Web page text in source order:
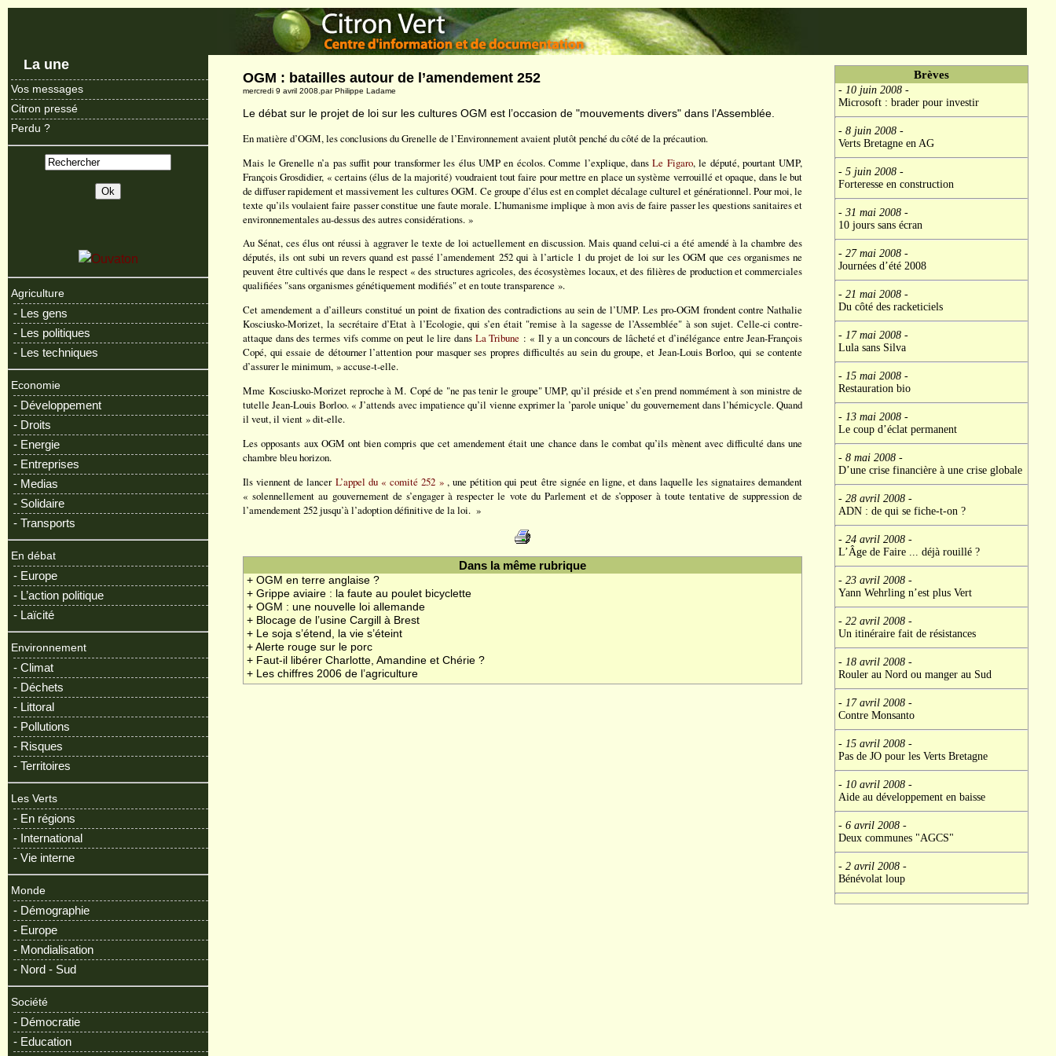
La une
Vos messages
Citron pressé
Perdu ?
Agriculture
- Les gens
- Les politiques
- Les techniques
Economie
- Développement
- Droits
- Energie
- Entreprises
- Medias
- Solidaire
- Transports
En débat
- Europe
- L’action politique
- Laïcité
Environnement
- Climat
- Déchets
- Littoral
- Pollutions
- Risques
- Territoires
Les Verts
- En régions
- International
- Vie interne
Monde
- Démographie
- Europe
- Mondialisation
- Nord - Sud
Société
- Démocratie
- Education
OGM : batailles autour de l’amendement 252
mercredi 9 avril 2008.par Philippe Ladame
Le débat sur le projet de loi sur les cultures OGM est l’occasion de "mouvements divers" dans l’Assemblée.
En matière d’OGM, les conclusions du Grenelle de l’Environnement avaient plutôt penché du côté de la précaution.
Mais le Grenelle n’a pas suffit pour transformer les élus UMP en écolos. Comme l’explique, dansLe Figaro, le député, pourtant UMP,
François Grosdidier, « certains (élus de la majorité) voudraient tout faire pour mettre en place un système verrouillé et opaque, dans le but
de diffuser rapidement et massivement les cultures OGM. Ce groupe d’élus est en complet décalage culturel et générationnel. Pour moi, le
texte qu’ils voulaient faire passer constitue une faute morale. L’humanisme implique à mon avis de faire passer les questions sanitaires et
environnementales au-dessus des autres considérations. »
Au Sénat, ces élus ont réussi à aggraver le texte de loi actuellement en discussion. Mais quand celui-ci a été amendé à la chambre des
députés, ils ont subi un revers quand est passé l’amendement 252 qui à l’article 1 du projet de loi sur les OGM que ces organismes ne
peuvent être cultivés que dans le respect « des structures agricoles, des écosystèmes locaux, et des filières de production et commerciales
qualifiées "sans organismes génétiquement modifiés" et en toute transparence ».
Cet amendement a d’ailleurs constitué un point de fixation des contradictions au sein de l’UMP. Les pro-OGM frondent contre Nathalie
Kosciusko-Morizet, la secrétaire d’Etat à l’Ecologie, qui s’en était "remise à la sagesse de l’Assemblée" à son sujet. Celle-ci contre-
attaque dans des termes vifs comme on peut le lire dans La Tribune : « Il y a un concours de lâcheté et d’inélégance entre Jean-François
Copé, qui essaie de détourner l’attention pour masquer ses propres difficultés au sein du groupe, et Jean-Louis Borloo, qui se contente
d’assurer le minimum, » accuse-t-elle.
Mme Kosciusko-Morizet reproche à M. Copé de "ne pas tenir le groupe" UMP, qu’il préside et s’en prend nommément à son ministre de
tutelle Jean-Louis Borloo. « J’attends avec impatience qu’il vienne exprimer la ’parole unique’ du gouvernement dans l’hémicycle. Quand
il veut, il vient » dit-elle.
Les opposants aux OGM ont bien compris que cet amendement était une chance dans le combat qu’ils mènent avec difficulté dans une
chambre bleu horizon.
Ils viennent de lancer L’appel du « comité 252 » , une pétition qui peut être signée en ligne, et dans laquelle les signataires demandent
« solennellement au gouvernement de s’engager à respecter le vote du Parlement et de s’opposer à toute tentative de suppression de
l’amendement 252 jusqu’à l’adoption définitive de la loi. »
Dans la même rubrique
+ OGM en terre anglaise ?
+ Grippe aviaire : la faute au poulet bicyclette
+ OGM : une nouvelle loi allemande
+ Blocage de l’usine Cargill à Brest
+ Le soja s’étend, la vie s’éteint
+ Alerte rouge sur le porc
+ Faut-il libérer Charlotte, Amandine et Chérie ?
+ Les chiffres 2006 de l’agriculture
Brèves
- 10 juin 2008-
Microsoft : brader pour investir
- 8 juin 2008-
Verts Bretagne en AG
- 5 juin 2008-
Forteresse en construction
- 31 mai 2008-
10 jours sans écran
- 27 mai 2008-
Journées d’été 2008
- 21 mai 2008-
Du côté des racketiciels
- 17 mai 2008-
Lula sans Silva
- 15 mai 2008-
Restauration bio
- 13 mai 2008-
Le coup d’éclat permanent
- 8 mai 2008-
D’une crise financière à une crise globale
- 28 avril 2008-
ADN : de qui se fiche-t-on ?
- 24 avril 2008-
L’Âge de Faire ... déjà rouillé ?
- 23 avril 2008-
Yann Wehrling n’est plus Vert
- 22 avril 2008-
Un itinéraire fait de résistances
- 18 avril 2008-
Rouler au Nord ou manger au Sud
- 17 avril 2008-
Contre Monsanto
- 15 avril 2008-
Pas de JO pour les Verts Bretagne
- 10 avril 2008-
Aide au développement en baisse
- 6 avril 2008-
Deux communes "AGCS"
- 2 avril 2008-
Bénévolat loup